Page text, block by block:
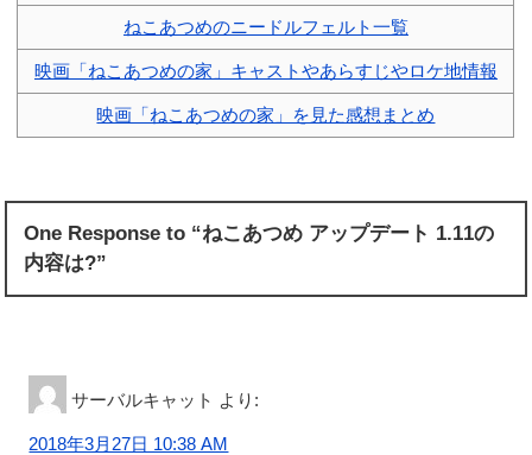
ねこあつめのニードルフェルト一覧
映画「ねこあつめの家」キャストやあらすじやロケ地情報
映画「ねこあつめの家」を見た感想まとめ
One Response to “ねこあつめ アップデート 1.11の
内容は?”
サーバルキャット より:
2018年3月27日 10:38 AM